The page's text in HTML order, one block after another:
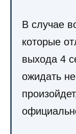
В случае
которые
выхода 4
ожидать